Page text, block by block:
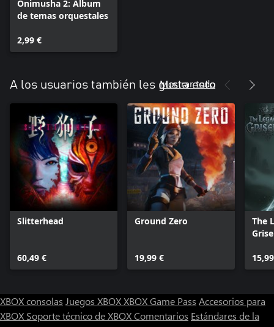
Onimusha 2: Álbum
de temas orquestales
2,99 €
A los usuarios también les gusta esto
Mostrar todo
Slitterhead
60,49 €
Ground Zero
19,99 €
The
XBOX consolas Juegos XBOXXBOX Game Pass Accesorios para
XBOX Soporte técnico de XBOXComentarios Estándares de la